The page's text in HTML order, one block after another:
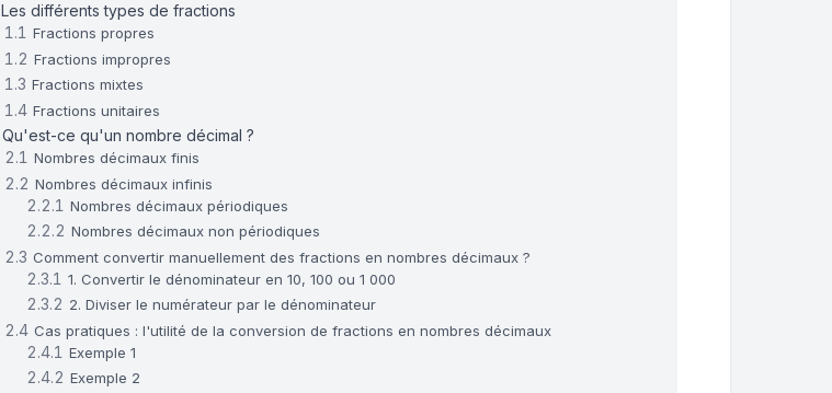
Les différents types de fractions
Fractions propres
Fractions impropres
Fractions mixtes
Fractions unitaires
Qu'est-ce qu'un nombre décimal ?
Nombres décimaux finis
Nombres décimaux infinis
Nombres décimaux périodiques
Nombres décimaux non périodiques
Comment convertir manuellement des fractions en nombres décimaux ?
1. Convertir le dénominateur en 10, 100 ou 1 000
2. Diviser le numérateur par le dénominateur
Cas pratiques : l'utilité de la conversion de fractions en nombres décimaux
Exemple 1
Exemple 2